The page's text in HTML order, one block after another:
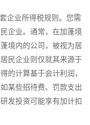
业所得税规则。您需
企业。通常，在加蓬境
境内的公司，被视为居
民企业则仅就其来源于
的计算基于会计利润，
某些招待费、罚款支出
发投资可能享有加计扣